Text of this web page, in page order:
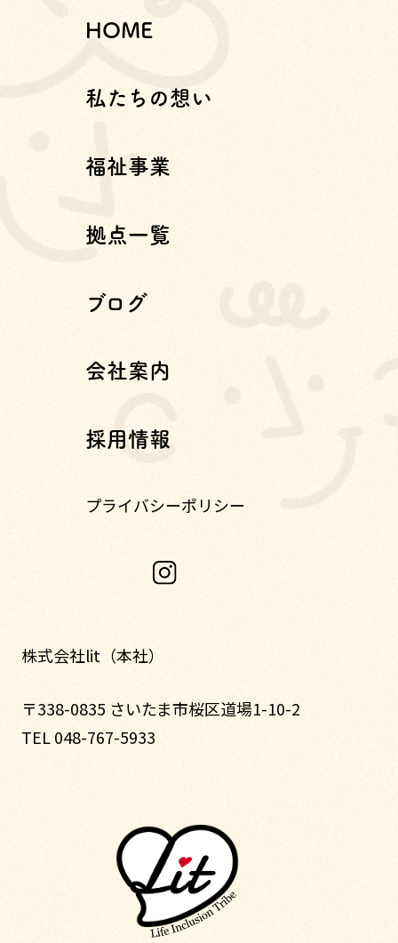
HOME
私たちの想い
福祉事業
拠点一覧
ブログ
会社案内
採用情報
プライバシーポリシー
株式会社lit（本社）
〒338-0835 さいたま市桜区道場1-10-2
TEL 048-767-5933